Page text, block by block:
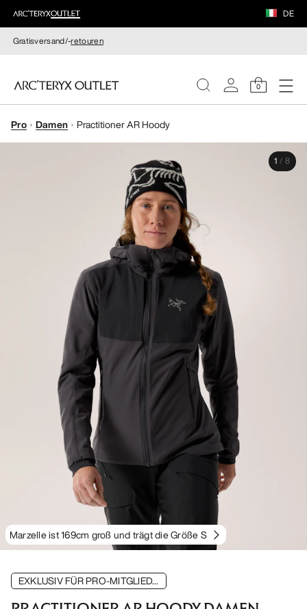
DE
Gratisversand/-retouren
0
DAMEN
Pro Damen Practitioner AR Hoody
Marzelle ist 169cm groß und trägt die Größe S
1 / 8
EXKLUSIV FÜR PRO-MITGLIED...